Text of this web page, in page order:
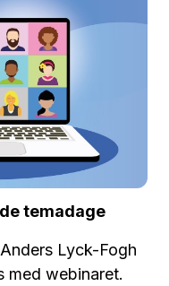
temadage
Lyck-Fogh
med webinaret.